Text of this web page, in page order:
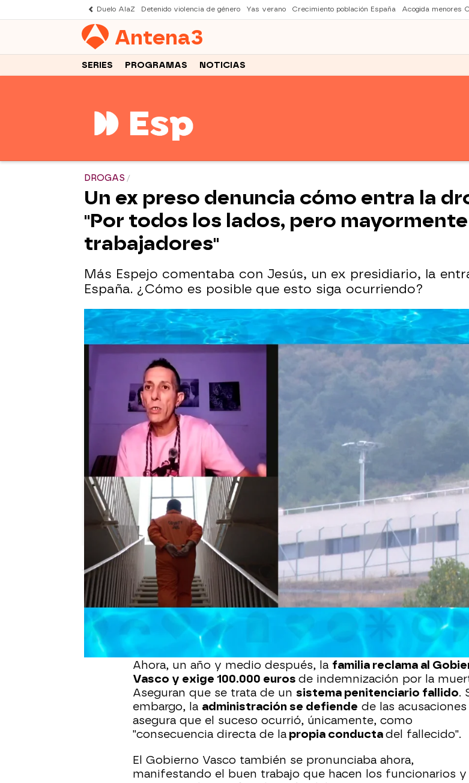
Duelo AlaZ Detenido violencia de género Yas verano Crecimiento población España Acogida menores
Antena3
SERIES PROGRAMAS NOTICIAS
DROGAS
Un ex preso denuncia cómo entra la
"Por todos los lados, pero
trabajadores"
Más Espejo comentaba con Jesús, un ex presidiario, la
España. ¿Cómo es posible que esto siga ocurriendo?
Una jueza ordena desmantelar la cárcel de detención de
Trump
Mueren dos presos después de consumir droga impregnada en
Puedes volver a ver la entrevista con el ex preso, en
Alba Bellido
Publicado:28 de agosto de 2025, 15:31 Whatsapp
En febrero de 2024 un preso del Centro Penitenciario de
Zaballa (Álava) moría entre rejas a causa de una sobredosis.
Ahora, un año y medio después, la familia reclama al
Vasco y exige 100.000 euros de indemnización por la
Aseguran que se trata de un sistema penitenciario fallido.
embargo, la administración se defiende de las
asegura que el suceso ocurrió, únicamente, como
"consecuencia directa de la propia conductadel fallecido".
El Gobierno Vasco también se pronunciaba ahora,
manifestando el buen trabajo que hacen los funcionarios y